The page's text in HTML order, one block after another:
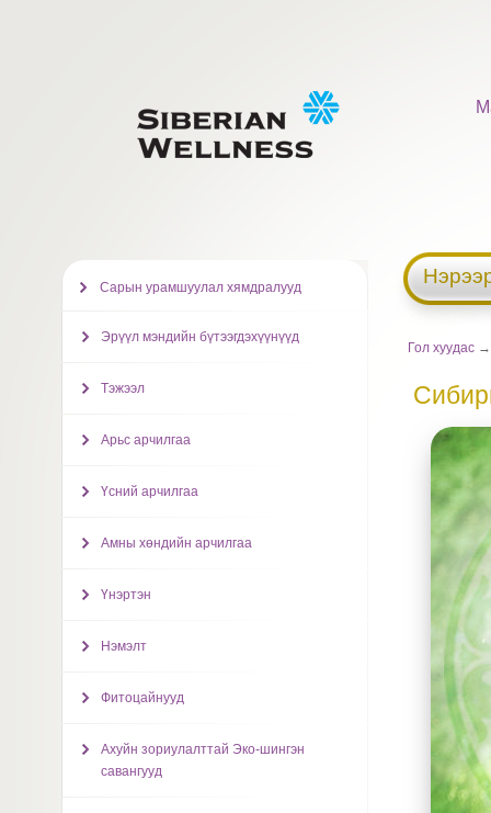
Гол хуудас
Сарын урамшуулал хямдралууд
Эрүүл мэндийн бүтээгдэхүүнүүд
Тэжээл
Арьс арчилгаа
Үсний арчилгаа
Амны хөндийн арчилгаа
Үнэртэн
Нэмэлт
Фитоцайнууд
Ахуйн зориулалттай Эко-шингэн
савангууд